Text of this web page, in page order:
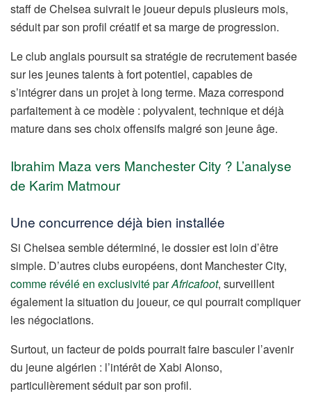
staff de Chelsea suivrait le joueur depuis plusieurs mois,
séduit par son profil créatif et sa marge de progression.
Le club anglais poursuit sa stratégie de recrutement basée
sur les jeunes talents à fort potentiel, capables de
s’intégrer dans un projet à long terme. Maza correspond
parfaitement à ce modèle : polyvalent, technique et déjà
mature dans ses choix offensifs malgré son jeune âge.
Ibrahim Maza vers Manchester City ? L’analyse
de Karim Matmour
Une concurrence déjà bien installée
Si Chelsea semble déterminé, le dossier est loin d’être
simple. D’autres clubs européens, dont Manchester City,
comme révélé en exclusivité parAfricafoot, surveillent
également la situation du joueur, ce qui pourrait compliquer
les négociations.
Surtout, un facteur de poids pourrait faire basculer l’avenir
du jeune algérien : l’intérêt de Xabi Alonso,
particulièrement séduit par son profil.